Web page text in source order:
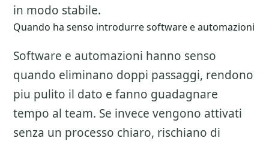
in modo stabile.
Quando ha senso introdurre software e automazioni
Software e automazioni hanno senso
quando eliminano doppi passaggi, rendono
piu pulito il dato e fanno guadagnare
tempo al team. Se invece vengono attivati
senza un processo chiaro, rischiano di